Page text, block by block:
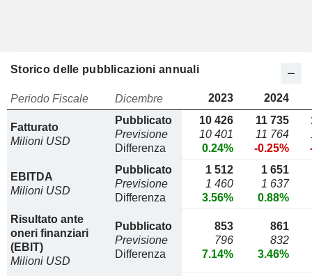
Storico delle pubblicazioni annuali
Periodo Fiscale Dicembre 2023 2024
Fatturato
Milioni USD
Pubblicato
Previsione
Differenza
10 426
10 401
0.24%
11 735
11 764
-0.25%
EBITDA
Milioni USD
Pubblicato
Previsione
Differenza
1 512
1 460
3.56%
1 651
1 637
0.88%
Risultato ante
oneri finanziari
(EBIT)
Milioni USD
Pubblicato
Previsione
Differenza
853
796
7.14%
861
832
3.46%